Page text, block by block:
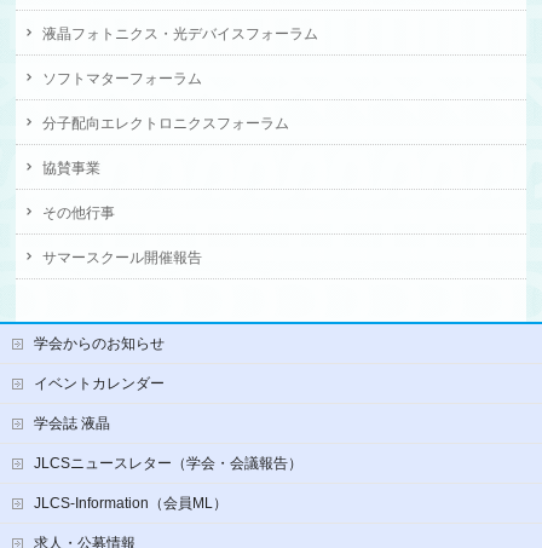
液晶フォトニクス・光デバイスフォーラム
ソフトマターフォーラム
分子配向エレクトロニクスフォーラム
協賛事業
その他行事
サマースクール開催報告
学会からのお知らせ
イベントカレンダー
学会誌 液晶
JLCSニュースレター（学会・会議報告）
JLCS-Information（会員ML）
求人・公募情報